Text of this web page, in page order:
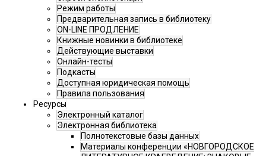
Режим работы
Предварительная запись в библиотеку
ON-LINE ПРОДЛЕНИЕ
Книжные новинки в библиотеке
Действующие выставки
Онлайн-тесты
Подкасты
Доступная юридическая помощь
Правила пользования
Ресурсы
Электронный каталог
Электронная библиотека
Полнотекстовые базы данных
Материалы конференции «НОВГОРОДСКОЕ